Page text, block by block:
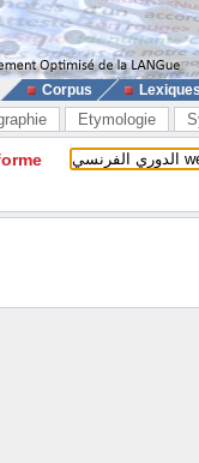
Corpus
Etymologie